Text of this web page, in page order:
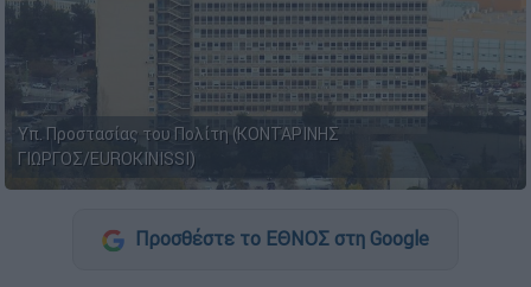
Υπ. Προστασίας του Πολίτη (ΚΟΝΤΑΡΙΝΗΣ
ΓΙΩΡΓΟΣ/EUROKINISSI)
Προσθέστε το ΕΘΝΟΣ στη Google